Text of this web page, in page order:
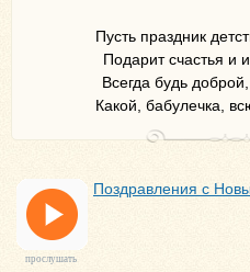
Пусть праздник
Подарит счастья и
Всегда будь
Какой, бабулечка,
Поздравления с
прослушать